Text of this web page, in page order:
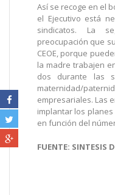
Así se recoge en el
el Ejecutivo está
sindicatos. La
preocupación que
CEOE, porque
la madre trabajen
dos durante las
maternidad/
empresariales. Las
implantar los
en función del
FUENTE: SINTESIS